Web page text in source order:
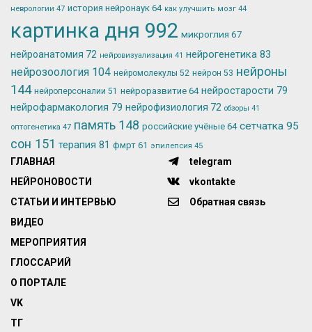
неврологии 47 история нейронаук 64 как улучшить мозг 44
картинка дня 992 микроглия 67
нейроанатомия 72 нейровизуализация 41 нейрогенетика 83
нейрозоология 104 нейромолекулы 52 нейрон 53 нейроны
144 нейроперсоналии 51 нейроразвитие 64 нейростарости 79
нейрофармакология 79 нейрофизиология 72 обзоры 41
оптогенетика 47 память 148 российские учёные 64 сетчатка 95
сон 151 терапия 81 фмрт 61 эпилепсия 45
ГЛАВНАЯ
НЕЙРОНОВОСТИ
СТАТЬИ И ИНТЕРВЬЮ
ВИДЕО
МЕРОПРИЯТИЯ
ГЛОССАРИЙ
О ПОРТАЛЕ
VK
ТГ
telegram
vkontakte
Обратная связь